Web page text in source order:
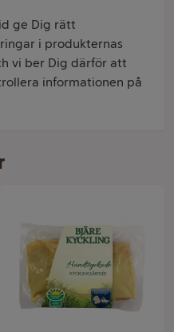
ge Dig rätt
i produkternas
vi ber Dig därför att
informationen på